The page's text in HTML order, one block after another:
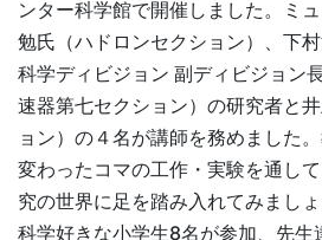
ンター科学館で開催しました。ミ
勉氏（ハドロンセクション）、下
科学ディビジョン 副ディビジョン
速器第七セクション）の研究者と
ョン）の４名が講師を務めました
変わったコマの工作・実験を通し
究の世界に足を踏み入れてみまし
科学好きな小学生8名が参加、先生